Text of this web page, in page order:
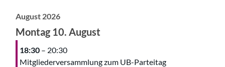
August 2026
Montag 10. August
18:30 – 20:30
Mitgliederversammlung zum UB-Parteitag